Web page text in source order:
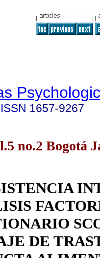
ISSN 1657-9267
no.2 Bogotá
DE